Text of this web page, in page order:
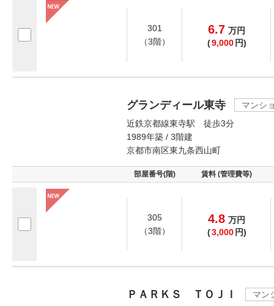
301
（3階）
6.7 万円
(9,000 円)
グランディール東寺
マンシ
近鉄京都線東寺駅 徒歩3分
1989年築 / 3階建
京都市南区東九条西山町
部屋番号(階) 賃料 (管理費等)
305
（3階）
4.8 万円
(3,000 円)
ＰＡＲＫＳ ＴＯＪＩ
マン